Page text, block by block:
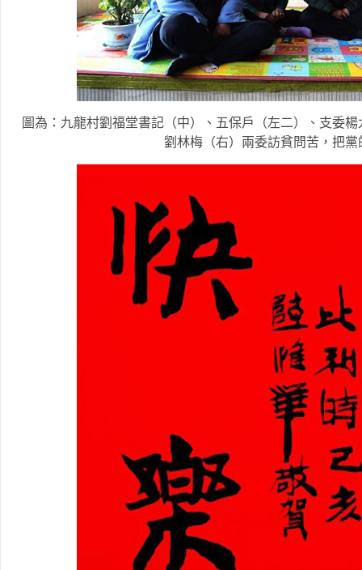
圖為：九龍村劉福堂書記（中）、五保戶（左二）、支委
劉林梅（右）兩委訪貧問苦，把